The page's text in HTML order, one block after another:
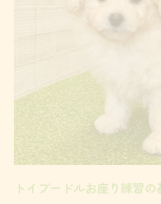
おやつとタイミン
子犬が待てを覚え
飛びつき行動の原
トイプードルが飛
無理なく続ける飛
お座りコマンドと
家族全員で統一す
トイプードルお座り練習